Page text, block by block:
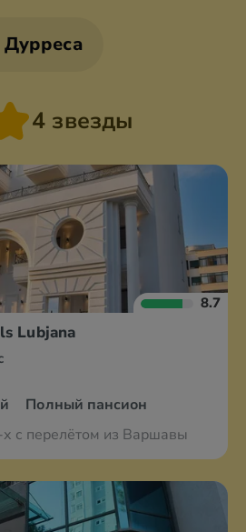
4 звезды
8.7
Lubjana
Полный пансион
х с перелётом из Варшавы